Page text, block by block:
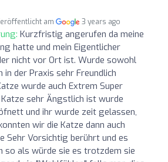
am 3 years ago
Kurzfristig angerufen da meine
hatte und mein Eigentlicher
nicht vor Ort ist. Wurde sowohl
in der Praxis sehr Freundlich
wurde auch Extrem Super
Katze sehr Ängstlich ist wurde
und ihr wurde zeit gelassen,
wir die Katze dann auch
Sehr Vorsichtig berührt und es
so als würde sie es trotzdem sie